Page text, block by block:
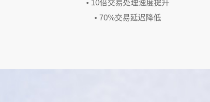
• 10倍交易处理速度提升
• 70%交易延迟降低